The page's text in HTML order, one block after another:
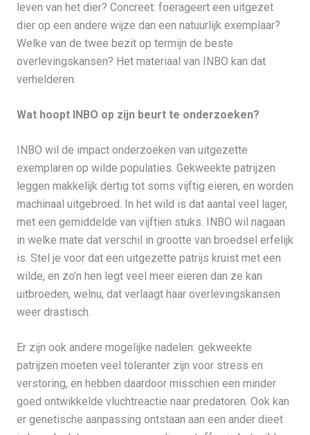
leven van het dier? Concreet: foerageert een uitgezet
dier op een andere wijze dan een natuurlijk exemplaar?
Welke van de twee bezit op termijn de beste
overlevingskansen? Het materiaal van INBO kan dat
verhelderen.
Wat hoopt INBO op zijn beurt te onderzoeken?
INBO wil de impact onderzoeken van uitgezette
exemplaren op wilde populaties. Gekweekte patrijzen
leggen makkelijk dertig tot soms vijftig eieren, en worden
machinaal uitgebroed. In het wild is dat aantal veel lager,
met een gemiddelde van vijftien stuks. INBO wil nagaan
in welke mate dat verschil in grootte van broedsel erfelijk
is. Stel je voor dat een uitgezette patrijs kruist met een
wilde, en zo’n hen legt veel meer eieren dan ze kan
uitbroeden, welnu, dat verlaagt haar overlevingskansen
weer drastisch.
Er zijn ook andere mogelijke nadelen: gekweekte
patrijzen moeten veel toleranter zijn voor stress en
verstoring, en hebben daardoor misschien een minder
goed ontwikkelde vluchtreactie naar predatoren. Ook kan
er genetische aanpassing ontstaan aan een ander dieet